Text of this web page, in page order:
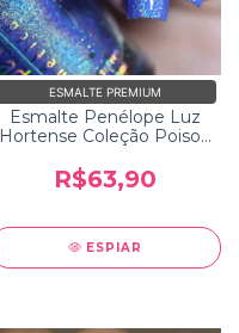
ESMALTE PREMIUM
Esmalte Penélope Luz
Hortense Coleção Poison
R$63,90
ESPIAR